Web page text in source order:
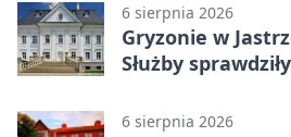
6 sierpnia 2026
Gryzonie w
Służby
6 sierpnia 2026